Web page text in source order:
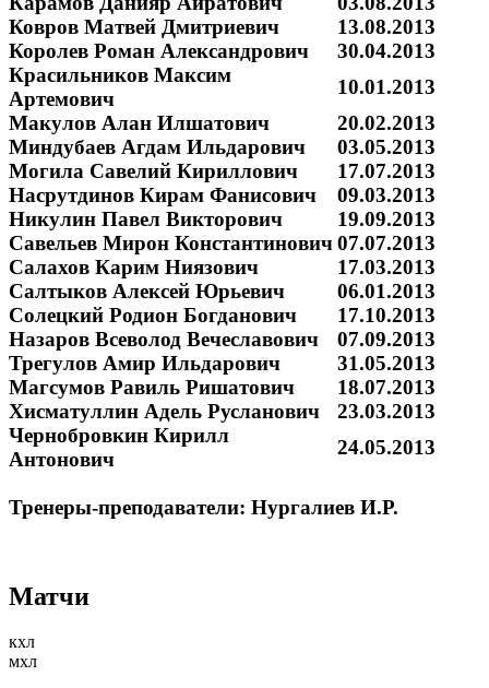
Ковров Матвей Дмитриевич
13.08.2013
Королев Роман Александрович
30.04.2013
Красильников Максим
Артемович
10.01.2013
Макулов Алан Илшатович
20.02.2013
Миндубаев Агдам Ильдарович
03.05.2013
Могила Савелий Кириллович
17.07.2013
Насрутдинов Кирам Фанисович
09.03.2013
Никулин Павел Викторович
19.09.2013
Савельев Мирон Константинович07.07.2013
Салахов Карим Ниязович
17.03.2013
Салтыков Алексей Юрьевич
06.01.2013
Солецкий Родион Богданович
17.10.2013
Назаров Всеволод Вечеславович
07.09.2013
Трегулов Амир Ильдарович
31.05.2013
Магсумов Равиль Ришатович
18.07.2013
Хисматуллин Адель Русланович
23.03.2013
Чернобровкин Кирилл
Антонович
24.05.2013
Тренеры-преподаватели: Нургалиев И.Р.
Матчи
кхл
мхл